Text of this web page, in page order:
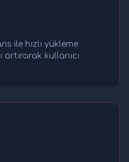
ile hızlı yükleme
artırarak kullanıcı